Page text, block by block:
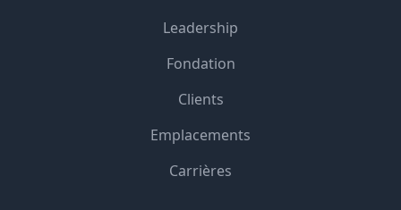
Leadership
Fondation
Clients
Emplacements
Carrières